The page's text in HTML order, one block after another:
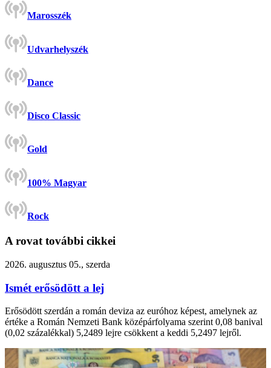
Marosszék
Udvarhelyszék
Dance
Disco Classic
Gold
100% Magyar
Rock
A rovat további cikkei
2026. augusztus 05., szerda
Ismét erősödött a lej
Erősödött szerdán a román deviza az euróhoz képest, amelynek az
értéke a Román Nemzeti Bank középárfolyama szerint 0,08 banival
(0,02 százalékkal) 5,2489 lejre csökkent a keddi 5,2497 lejről.